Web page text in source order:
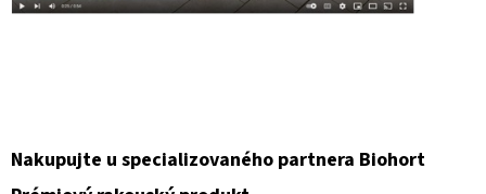
Nakupujte u specializovaného partnera Biohort